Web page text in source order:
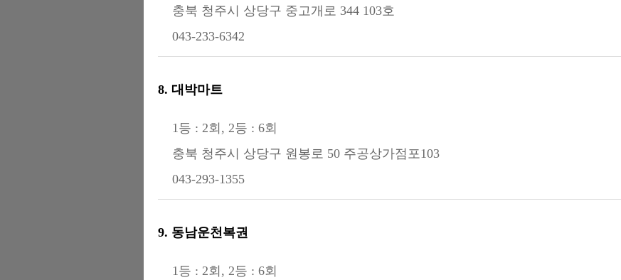
충북 청주시 상당구 중고개로 344 103호
043-233-6342
8. 대박마트
1등 : 2회, 2등 : 6회
충북 청주시 상당구 원봉로 50 주공상가점포103
043-293-1355
9. 동남운천복권
1등 : 2회, 2등 : 6회